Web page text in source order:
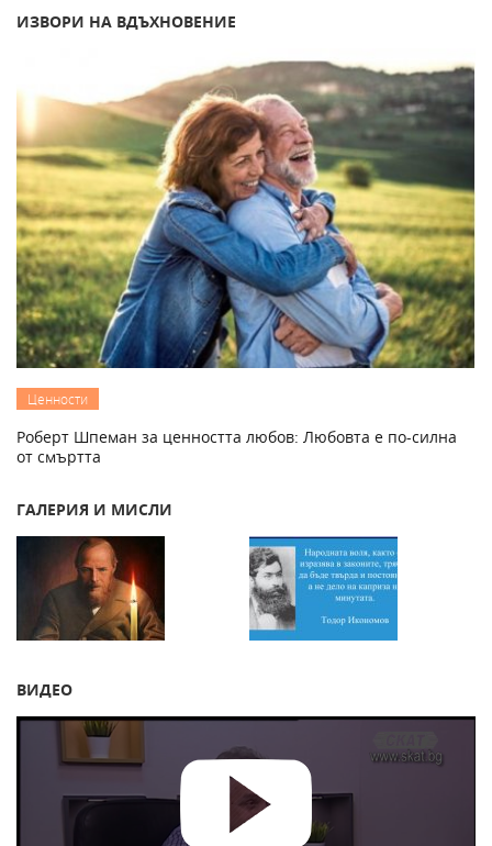
ИЗВОРИ НА ВДЪХНОВЕНИЕ
Ценности
Роберт Шпеман за ценността любов: Любовта е по-силна
от смъртта
ГАЛЕРИЯ И МИСЛИ
ВИДЕО